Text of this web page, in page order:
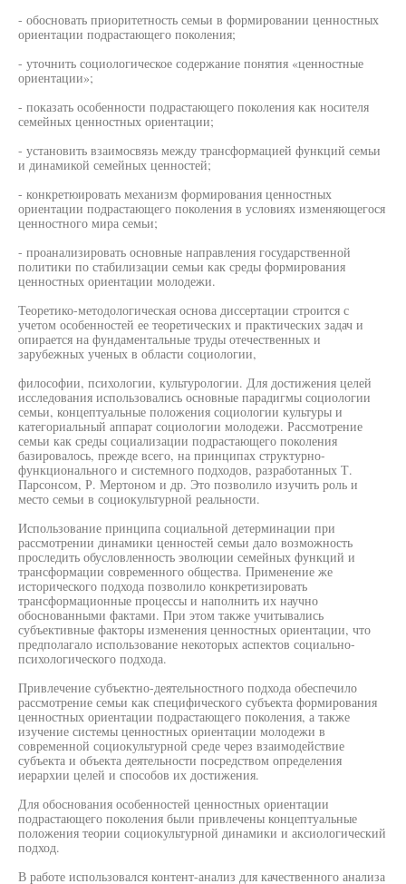
- обосновать приоритетность семьи в формировании ценностных
ориентации подрастающего поколения;
- уточнить социологическое содержание понятия «ценностные
ориентации»;
- показать особенности подрастающего поколения как носителя
семейных ценностных ориентации;
- установить взаимосвязь между трансформацией функций семьи
и динамикой семейных ценностей;
- конкретюировать механизм формирования ценностных
ориентации подрастающего поколения в условиях изменяющегося
ценностного мира семьи;
- проанализировать основные направления государственной
политики по стабилизации семьи как среды формирования
ценностных ориентации молодежи.
Теоретико-методологическая основа диссертации строится с
учетом особенностей ее теоретических и практических задач и
опирается на фундаментальные труды отечественных и
зарубежных ученых в области социологии,
философии, психологии, культурологии. Для достижения целей
исследования использовались основные парадигмы социологии
семьи, концептуальные положения социологии культуры и
категориальный аппарат социологии молодежи. Рассмотрение
семьи как среды социализации подрастающего поколения
базировалось, прежде всего, на принципах структурно-
функционального и системного подходов, разработанных Т.
Парсонсом, Р. Мертоном и др. Это позволило изучить роль и
место семьи в социокультурной реальности.
Использование принципа социальной детерминации при
рассмотрении динамики ценностей семьи дало возможность
проследить обусловленность эволюции семейных функций и
трансформации современного общества. Применение же
исторического подхода позволило конкретизировать
трансформационные процессы и наполнить их научно
обоснованными фактами. При этом также учитывались
субъективные факторы изменения ценностных ориентации, что
предполагало использование некоторых аспектов социально-
психологического подхода.
Привлечение субъектно-деятельностного подхода обеспечило
рассмотрение семьи как специфического субъекта формирования
ценностных ориентации подрастающего поколения, а также
изучение системы ценностных ориентации молодежи в
современной социокультурной среде через взаимодействие
субъекта и объекта деятельности посредством определения
иерархии целей и способов их достижения.
Для обоснования особенностей ценностных ориентации
подрастающего поколения были привлечены концептуальные
положения теории социокультурной динамики и аксиологический
подход.
В работе использовался контент-анализ для качественного анализа